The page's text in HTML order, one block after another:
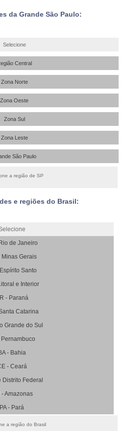
da Grande São Paulo:
Selecione
Central
Zona Norte
Zona Oeste
Zona Sul
Zona Leste
São Paulo
a região de SP
e regiões do Brasil:
de Janeiro
Minas Gerais
Santo
e Interior
- Paraná
Catarina
Grande do Sul
Pernambuco
- Bahia
- Ceará
Distrito Federal
- Amazonas
PA - Pará
a região do Brasil